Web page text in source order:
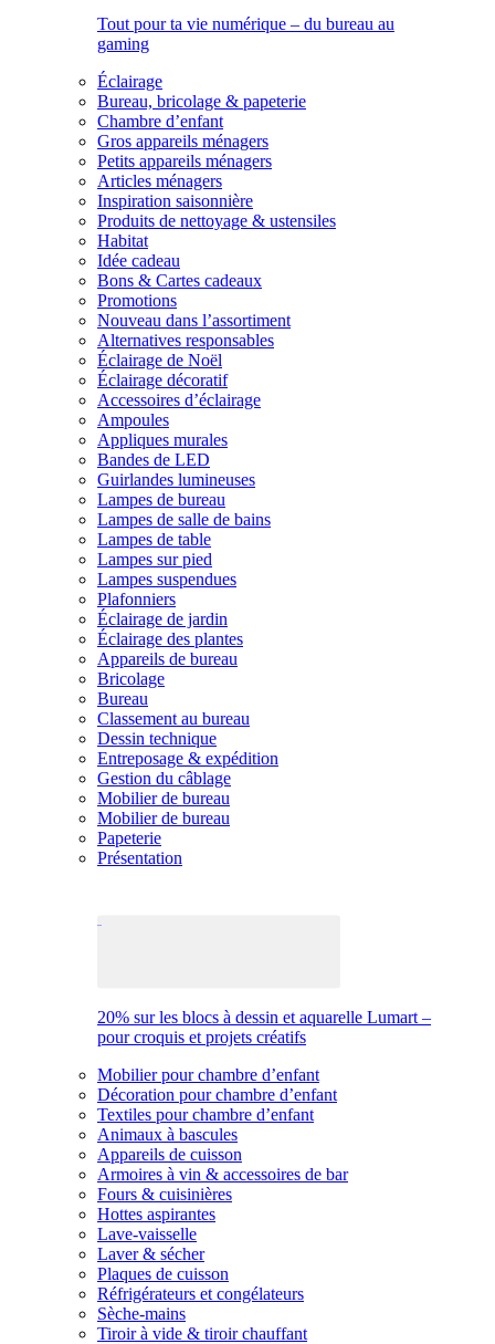
Tout pour ta vie numérique – du bureau au
gaming
Éclairage
Bureau, bricolage & papeterie
Chambre d’enfant
Gros appareils ménagers
Petits appareils ménagers
Articles ménagers
Inspiration saisonnière
Produits de nettoyage & ustensiles
Habitat
Idée cadeau
Bons & Cartes cadeaux
Promotions
Nouveau dans l’assortiment
Alternatives responsables
Éclairage de Noël
Éclairage décoratif
Accessoires d’éclairage
Ampoules
Appliques murales
Bandes de LED
Guirlandes lumineuses
Lampes de bureau
Lampes de salle de bains
Lampes de table
Lampes sur pied
Lampes suspendues
Plafonniers
Éclairage de jardin
Éclairage des plantes
Appareils de bureau
Bricolage
Bureau
Classement au bureau
Dessin technique
Entreposage & expédition
Gestion du câblage
Mobilier de bureau
Mobilier de bureau
Papeterie
Présentation
20% sur les blocs à dessin et aquarelle Lumart –
pour croquis et projets créatifs
Mobilier pour chambre d’enfant
Décoration pour chambre d’enfant
Textiles pour chambre d’enfant
Animaux à bascules
Appareils de cuisson
Armoires à vin & accessoires de bar
Fours & cuisinières
Hottes aspirantes
Lave-vaisselle
Laver & sécher
Plaques de cuisson
Réfrigérateurs et congélateurs
Sèche-mains
Tiroir à vide & tiroir chauffant